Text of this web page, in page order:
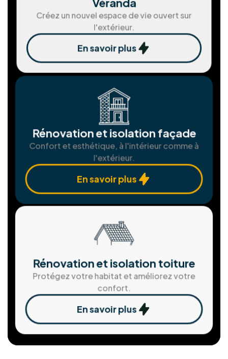
Assemblgae et installation de
châssis
En savoir plus
Solution de stockage d'ènergie
En savoir plus
Installation de Pergola et